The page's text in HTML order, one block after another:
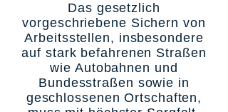
Das gesetzlich
vorgeschriebene Sichern von
Arbeitsstellen, insbesondere
auf stark befahrenen Straßen
wie Autobahnen und
Bundesstraßen sowie in
geschlossenen Ortschaften,